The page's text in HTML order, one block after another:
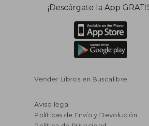
¡Descárgate la App
Vender Libros en Buscalibre
Aviso legal
Políticas de Envío y Devolución